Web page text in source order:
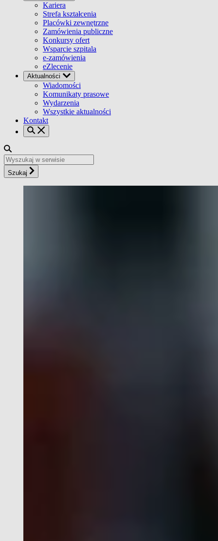
Kariera
Strefa kształcenia
Placówki zewnętrzne
Zamówienia publiczne
Konkursy ofert
Wsparcie szpitala
e-zamówienia
eZlecenie
Aktualności
Wiadomości
Komunikaty prasowe
Wydarzenia
Wszystkie aktualności
Kontakt
Szukaj